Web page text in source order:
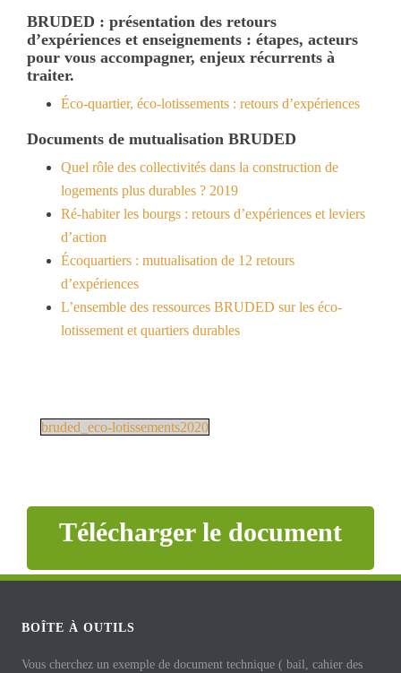
BRUDED : présentation des retours
d’expériences et enseignements : étapes, acteurs
pour vous accompagner, enjeux récurrents à
traiter.
Éco-quartier, éco-lotissements : retours d’expériences
Documents de mutualisation BRUDED
Quel rôle des collectivités dans la construction de
logements plus durables ? 2019
Ré-habiter les bourgs : retours d’expériences et leviers
d’action
Écoquartiers : mutualisation de 12 retours
d’expériences
L’ensemble des ressources BRUDED sur les éco-
lotissement et quartiers durables
bruded_eco-lotissements2020
Télécharger le document
BOÎTE À OUTILS
Vous cherchez un exemple de document technique ( bail, cahier des